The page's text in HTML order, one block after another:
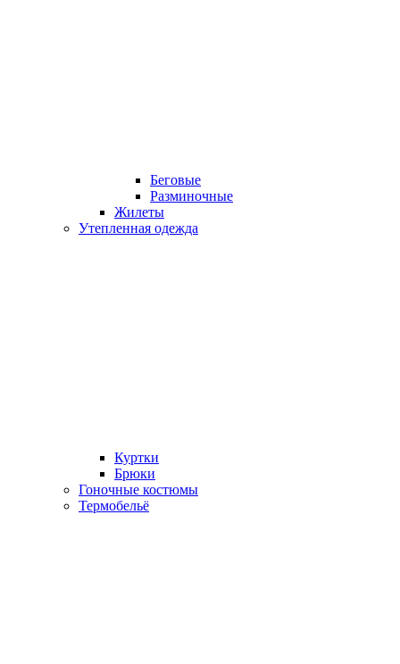
Беговые
Разминочные
Жилеты
Утепленная одежда
Куртки
Брюки
Гоночные костюмы
Термобельё